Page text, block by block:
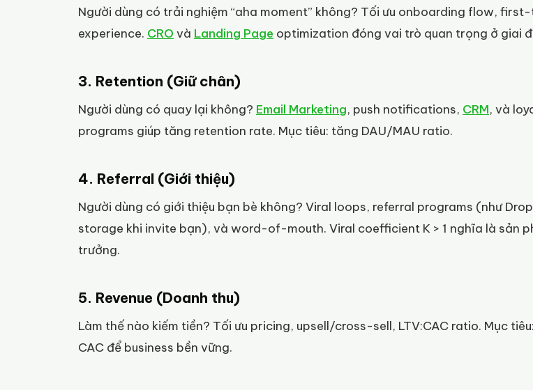
Người dùng có trải nghiệm “aha moment” không? Tối ưu onboarding flow,
experience. CRO và Landing Page optimization đóng vai trò quan trọng ở giai
3. Retention (Giữ chân)
Người dùng có quay lại không? Email Marketing, push notifications, CRM, và
programs giúp tăng retention rate. Mục tiêu: tăng DAU/MAU ratio.
4. Referral (Giới thiệu)
Người dùng có giới thiệu bạn bè không? Viral loops, referral programs (như
storage khi invite bạn), và word-of-mouth. Viral coefficient K > 1 nghĩa là sản
trưởng.
5. Revenue (Doanh thu)
Làm thế nào kiếm tiền? Tối ưu pricing, upsell/cross-sell, LTV:CAC ratio. Mục
CAC để business bền vững.